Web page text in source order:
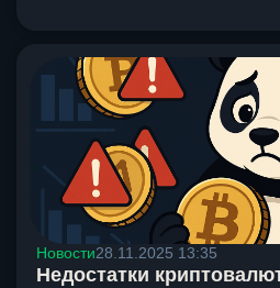
Новости28.11.2025 13:35
Недостатки